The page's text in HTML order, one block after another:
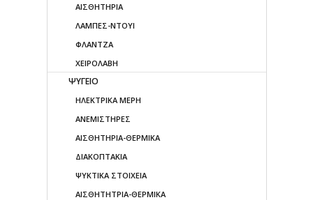
ΑΙΣΘΗΤΗΡΙΑ
ΛΑΜΠΕΣ-ΝΤΟΥΙ
ΦΛΑΝΤΖΑ
ΧΕΙΡΟΛΑΒΗ
ΨΥΓΕΙΟ
ΗΛΕΚΤΡΙΚΑ ΜΕΡΗ
ΑΝΕΜΙΣΤΗΡΕΣ
ΑΙΣΘΗΤΗΡΙΑ-ΘΕΡΜΙΚΑ
ΔΙΑΚΟΠΤΑΚΙΑ
ΨΥΚΤΙΚΑ ΣΤΟΙΧΕΙΑ
ΑΙΣΘΗΤΗΤΡΙΑ-ΘΕΡΜΙΚΑ